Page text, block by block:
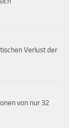
Verlust der
von nur 32